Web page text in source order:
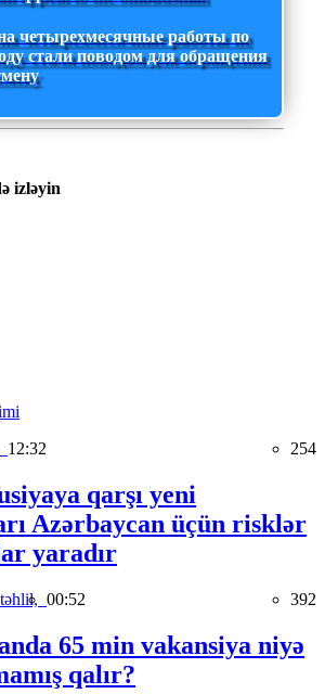
четырехмесячные работы по
стали поводом для обращения
izləyin
12:32 254
qarşı yeni
Azərbaycan üçün risklər
yaradır
00:52 392
65 min vakansiya niyə
qalır?